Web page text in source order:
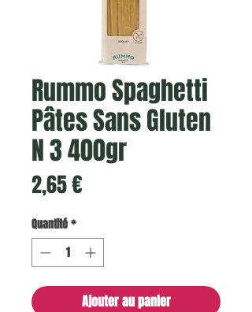
Rummo Spaghetti
Pâtes Sans Gluten
N 3 400gr
2,65 €Prix
Quantité*
Ajouter au panier